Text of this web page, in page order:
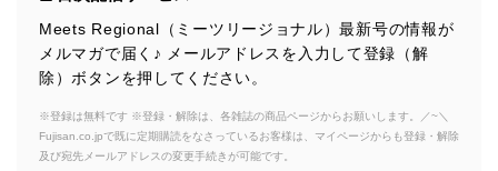
Meets Regional（ミーツリージョナル）最新号の情報が
メルマガで届く♪ メールアドレスを入力して登録（解
除）ボタンを押してください。
※登録は無料です ※登録・解除は、各雑誌の商品ページからお願いします。／~＼
Fujisan.co.jpで既に定期購読をなさっているお客様は、マイページからも登録・解除
及び宛先メールアドレスの変更手続きが可能です。